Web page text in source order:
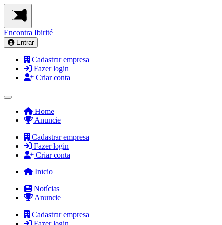
Encontra Ibirité
Entrar
Cadastrar empresa
Fazer login
Criar conta
Home
Anuncie
Cadastrar empresa
Fazer login
Criar conta
Início
Notícias
Anuncie
Cadastrar empresa
Fazer login